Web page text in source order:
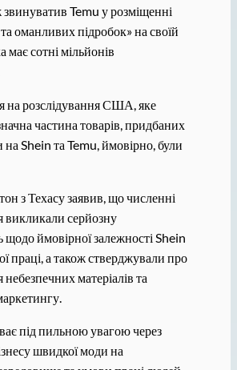
Temu у розміщенні
оманливих підробок» на своїй
має сотні мільйонів
на розслідування США, яке
частина товарів, придбаних
на Shein та Temu, ймовірно, були
з Техасу заявив, що численні
викликали серйозну
щодо ймовірної залежності Shein
праці, а також стверджували про
матеріалів та
під пильною увагою через
швидкої моди на